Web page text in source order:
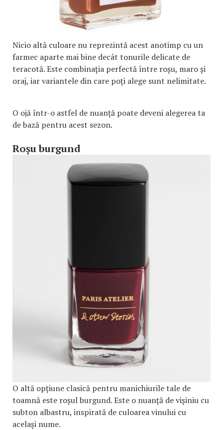
Nicio altă culoare nu reprezintă acest anotimp cu un
farmec aparte mai bine decât tonurile delicate de
teracotă. Este combinația perfectă între roșu, maro și
oraj, iar variantele din care poți alege sunt nelimitate.
O ojă într-o astfel de nuanță poate deveni alegerea ta
de bază pentru acest sezon.
Roșu burgund
O altă opțiune clasică pentru manichiurile tale de
toamnă este roșul burgund. Este o nuanță de vișiniu cu
subton albastru, inspirată de culoarea vinului cu
același nume.